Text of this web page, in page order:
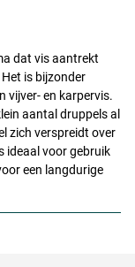
dat vis aantrekt
is bijzonder
vijver- en karpervis.
aantal druppels al
zich verspreidt over
ideaal voor gebruik
een langdurige